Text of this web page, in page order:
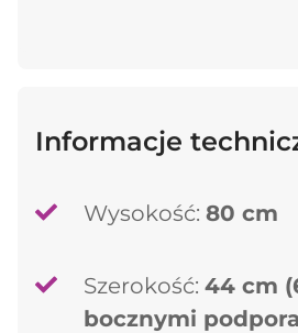
Informacje
Wysokość: 80 cm
Szerokość: 44 cm
bocznymi